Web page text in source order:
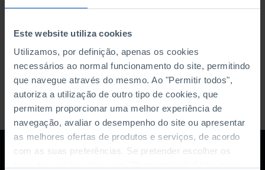
Este website utiliza cookies
Utilizamos, por definição, apenas os cookies
necessários ao normal funcionamento do site, permitindo
que navegue através do mesmo. Ao "Permitir todos",
autoriza a utilização de outro tipo de cookies, que
permitem proporcionar uma melhor experiência de
navegação, avaliar o desempenho do site ou apresentar
as melhores ofertas de produtos e serviços, de acordo
com as suas preferências. Se pretender escolher os